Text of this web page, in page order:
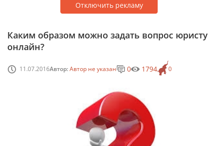
Отключить рекламу
Каким образом можно задать вопрос юристу
онлайн?
11.07.2016Автор:Автор не указан 0
0 1794